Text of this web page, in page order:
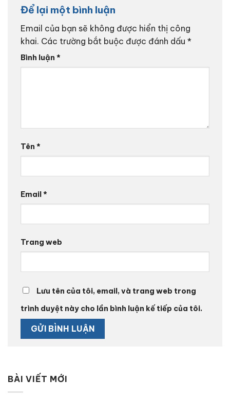
Để lại một bình luận
Email của bạn sẽ không được hiển thị công
khai. Các trường bắt buộc được đánh dấu *
Bình luận *
Tên *
Email*
Trang web
Lưu tên của tôi, email, và trang web trong
trình duyệt này cho lần bình luận kế tiếp của tôi.
BÀI VIẾT MỚI